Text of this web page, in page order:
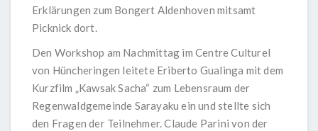
Erklärungen zum Bongert Aldenhoven mitsamt
Picknick dort.
Den Workshop am Nachmittag im Centre Culturel
von Hüncheringen leitete Eriberto Gualinga mit dem
Kurzfilm „Kawsak Sacha“ zum Lebensraum der
Regenwaldgemeinde Sarayaku ein und stellte sich
den Fragen der Teilnehmer. Claude Parini von der